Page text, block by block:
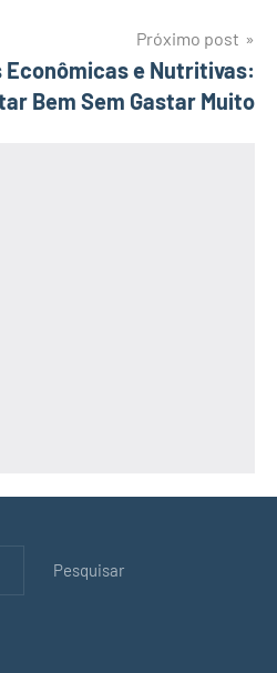
Próximo post
Econômicas e Nutritivas:
Bem Sem Gastar Muito
Pesquisar